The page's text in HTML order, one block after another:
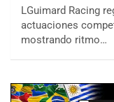
LGuimard Racing
actuaciones
mostrando ritmo…